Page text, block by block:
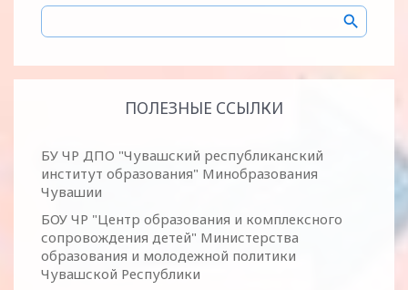
ПОЛЕЗНЫЕ ССЫЛКИ
БУ ЧР ДПО "Чувашский республиканский
институт образования" Минобразования
Чувашии
БОУ ЧР "Центр образования и комплексного
сопровождения детей" Министерства
образования и молодежной политики
Чувашской Республики